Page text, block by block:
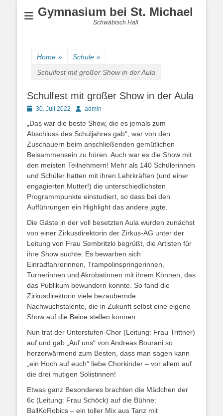
Gymnasium bei St. Michael
Schwäbisch Hall
Home » Schule »
Schulfest mit großer Show in der Aula
Schulfest mit großer Show in der Aula
Posted30. Juli 2022 Authoradmin
„Das war die beste Show, die es jemals zum
Abschluss des Schuljahres gab“, war von den
Zuschauern beim anschließenden gemütlichen
Beisammensein zu hören. Auch war es die Show mit
den meisten Teilnehmern! Mehr als 140 Schülerinnen
und Schüler hatten mit ihren Lehrkräften (und einer
engagierten Mutter!) die unterschiedlichsten
Programmpunkte einstudiert, so dass bei den
Aufführungen ein Highlight das andere jagte.
Die Gäste in der voll besetzten Aula wurden zunächst
von einer Zirkusdirektorin der Zirkus-AG unter der
Leitung von Frau Sembritzki begrüßt, die Artisten für
ihre Show suchte: Es bewarben sich
Einradfahrerinnen, Trampolinspringerinnen,
Turnerinnen und Akrobatinnen mit ihrem Können, das
das Publikum bewundern konnte. So fand die
Zirkusdirektorin viele bezaubernde
Nachwuchstalente, die in Zukunft selbst eine eigene
Show auf die Beine stellen können.
Nun trat der Unterstufen-Chor (Leitung: Frau Trittner)
auf und gab „Auf uns“ von Andreas Bourani so
herzerwärmend zum Besten, dass man sagen kann
„ein Hoch auf euch“ liebe Chorkinder – vor allem auf
die drei mutigen Solistinnen!
Etwas ganz Besonderes brachten die Mädchen der
6c (Leitung: Frau Schöck) auf die Bühne:
BallKoRobics – ein toller Mix aus Tanz mit